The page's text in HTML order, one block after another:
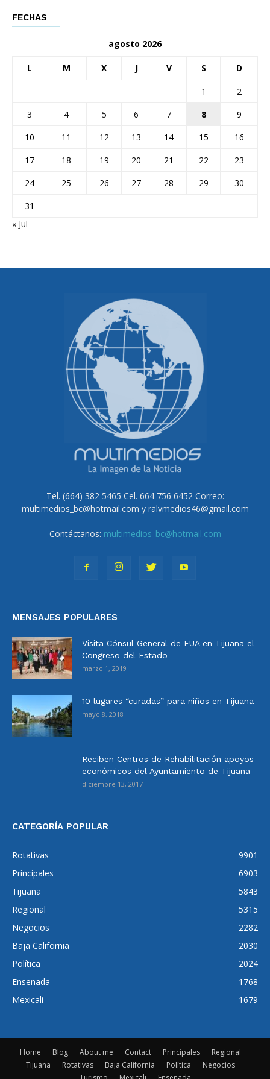
FECHAS
agosto 2026
L M X J V S D
1
2
3
4 5 6 7 8
9
10
11 12 13 14 15
16
17
18 19 20 21 22
23
24
25 26 27 28 29
30
31
« Jul
Tel. (664) 382 5465 Cel. 664 756 6452 Correo:
multimedios_bc@hotmail.com y ralvmedios46@gmail.com
Contáctanos: multimedios_bc@hotmail.com
MENSAJES POPULARES
Visita Cónsul General de EUA en Tijuana el
Congreso del Estado
marzo 1, 2019
10 lugares “curadas” para niños en Tijuana
mayo 8, 2018
Reciben Centros de Rehabilitación apoyos
económicos del Ayuntamiento de Tijuana
diciembre 13, 2017
CATEGORÍA POPULAR
Rotativas
9901
Principales
6903
Tijuana
5843
Regional
5315
Negocios
2282
Baja California
2030
Política
2024
Ensenada
1768
Mexicali
1679
Home Blog About me Contact Principales
Regional
Tijuana
Rotativas Baja California Política
Negocios